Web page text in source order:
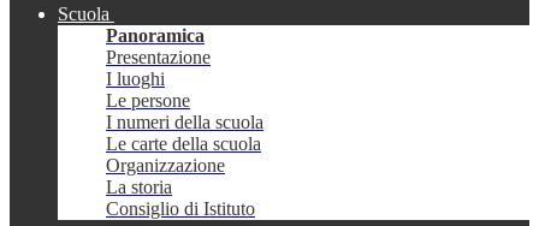
Scuola
Panoramica
Presentazione
I luoghi
Le persone
I numeri della scuola
Le carte della scuola
Organizzazione
La storia
Consiglio di Istituto